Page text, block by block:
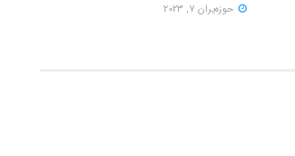
حوزه‌یران 7, 2023